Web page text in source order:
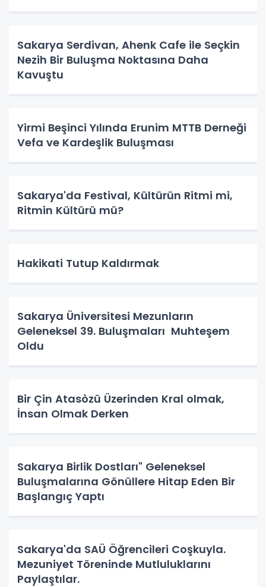
Sakarya Serdivan, Ahenk Cafe ile Seçkin
Nezih Bir Buluşma Noktasına Daha
Kavuştu
Yirmi Beşinci Yılında Erunim MTTB Derneği
Vefa ve Kardeşlik Buluşması
Sakarya'da Festival, Kültürün Ritmi mi,
Ritmin Kültürü mü?
Hakikati Tutup Kaldırmak
Sakarya Üniversitesi Mezunların
Geleneksel 39. Buluşmaları Muhteşem
Oldu
Bir Çin Atasòzü Üzerinden Kral olmak,
İnsan Olmak Derken
Sakarya Birlik Dostları" Geleneksel
Buluşmalarına Gönüllere Hitap Eden Bir
Başlangıç Yaptı
Sakarya'da SAÜ Öğrencileri Coşkuyla.
Mezuniyet Töreninde Mutluluklarını
Paylaştılar.